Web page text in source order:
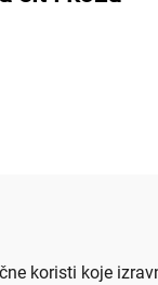
koristi koje